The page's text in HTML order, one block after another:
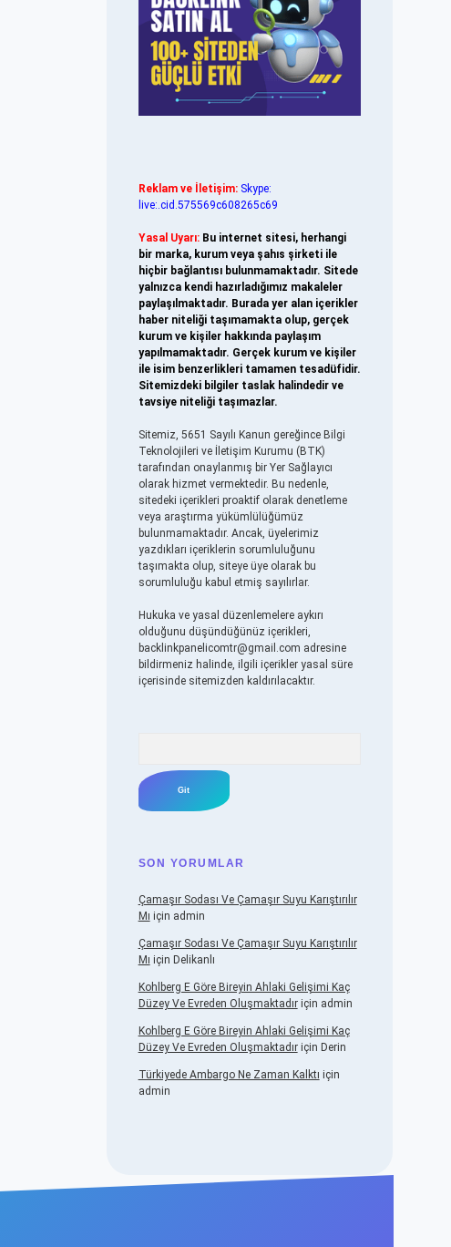
Reklam ve İletişim: Skype:
live:.cid.575569c608265c69
Yasal Uyarı: Bu internet sitesi, herhangi
bir marka, kurum veya şahıs şirketi ile
hiçbir bağlantısı bulunmamaktadır. Sitede
yalnızca kendi hazırladığımız makaleler
paylaşılmaktadır. Burada yer alan içerikler
haber niteliği taşımamakta olup, gerçek
kurum ve kişiler hakkında paylaşım
yapılmamaktadır. Gerçek kurum ve kişiler
ile isim benzerlikleri tamamen tesadüfidir.
Sitemizdeki bilgiler taslak halindedir ve
tavsiye niteliği taşımazlar.
Sitemiz, 5651 Sayılı Kanun gereğince Bilgi
Teknolojileri ve İletişim Kurumu (BTK)
tarafından onaylanmış bir Yer Sağlayıcı
olarak hizmet vermektedir. Bu nedenle,
sitedeki içerikleri proaktif olarak denetleme
veya araştırma yükümlülüğümüz
bulunmamaktadır. Ancak, üyelerimiz
yazdıkları içeriklerin sorumluluğunu
taşımakta olup, siteye üye olarak bu
sorumluluğu kabul etmiş sayılırlar.
Hukuka ve yasal düzenlemelere aykırı
olduğunu düşündüğünüz içerikleri,
backlinkpanelicomtr@gmail.com adresine
bildirmeniz halinde, ilgili içerikler yasal süre
içerisinde sitemizden kaldırılacaktır.
SON YORUMLAR
Çamaşır Sodası Ve Çamaşır Suyu Karıştırılır
Mı için admin
Çamaşır Sodası Ve Çamaşır Suyu Karıştırılır
Mı için Delikanlı
Kohlberg E Göre Bireyin Ahlaki Gelişimi Kaç
Düzey Ve Evreden Oluşmaktadıriçin admin
Kohlberg E Göre Bireyin Ahlaki Gelişimi Kaç
Düzey Ve Evreden Oluşmaktadıriçin Derin
Türkiyede Ambargo Ne Zaman Kalktı için
admin